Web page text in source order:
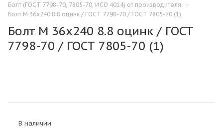
Болт (ГОСТ 7798-70, 7805-70, ИСО 4014) от производителя
Болт M 36x240 8.8 оцинк / ГОСТ 7798-70 / ГОСТ 7805-70 (1)
Болт M 36x240 8.8 оцинк / ГОСТ
7798-70 / ГОСТ 7805-70 (1)
В наличии